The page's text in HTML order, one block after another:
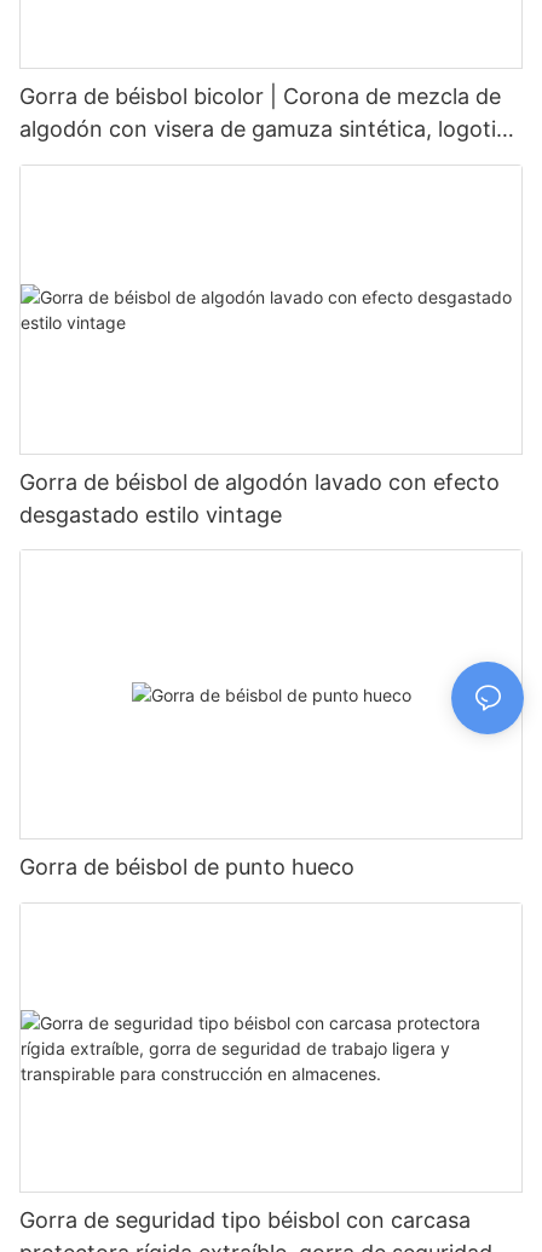
Gorra de béisbol bicolor | Corona de mezcla de
algodón con visera de gamuza sintética, logotipo
personalizado disponible
Gorra de béisbol de algodón lavado con efecto
desgastado estilo vintage
Gorra de béisbol de punto hueco
Gorra de seguridad tipo béisbol con carcasa